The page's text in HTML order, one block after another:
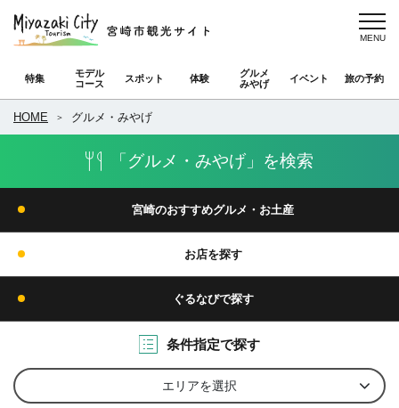
特集
モデル
コース
スポット 体験
グルメ
みやげ
イベント 旅の予約
HOME グルメ・みやげ
「グルメ・みやげ」を検索
宮崎のおすすめグルメ・お土産
お店を探す
ぐるなびで探す
条件指定で探す
エリアを選択